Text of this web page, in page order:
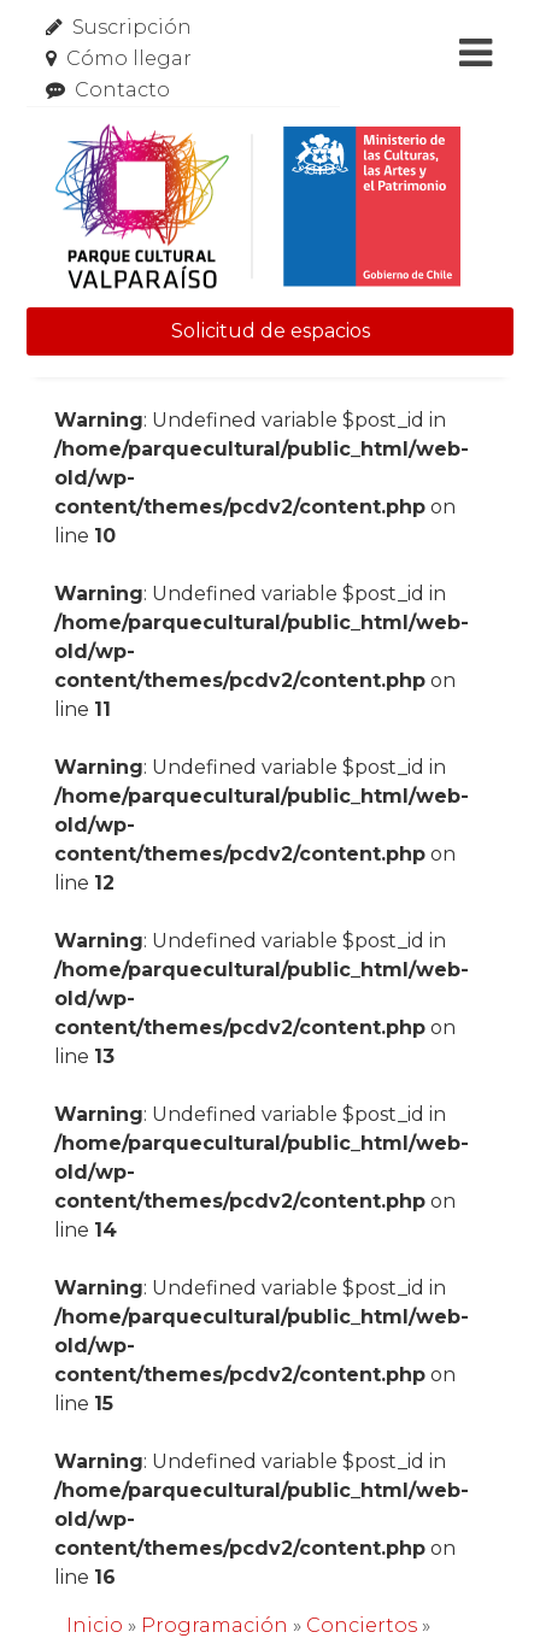
Suscripción
Cómo llegar
Contacto
Solicitud de espacios
Warning: Undefined variable $post_id in
/home/parquecultural/public_html/web-
old/wp-
content/themes/pcdv2/content.phpon
line 10
Warning: Undefined variable $post_id in
/home/parquecultural/public_html/web-
old/wp-
content/themes/pcdv2/content.phpon
line 11
Warning: Undefined variable $post_id in
/home/parquecultural/public_html/web-
old/wp-
content/themes/pcdv2/content.phpon
line 12
Warning: Undefined variable $post_id in
/home/parquecultural/public_html/web-
old/wp-
content/themes/pcdv2/content.phpon
line 13
Warning: Undefined variable $post_id in
/home/parquecultural/public_html/web-
old/wp-
content/themes/pcdv2/content.phpon
line 14
Warning: Undefined variable $post_id in
/home/parquecultural/public_html/web-
old/wp-
content/themes/pcdv2/content.phpon
line 15
Warning: Undefined variable $post_id in
/home/parquecultural/public_html/web-
old/wp-
content/themes/pcdv2/content.phpon
line 16
Inicio » Programación » Conciertos»